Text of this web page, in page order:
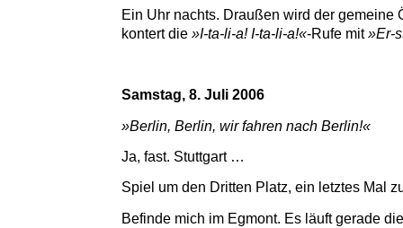
Ein Uhr nachts. Draußen wird der gemeine
kontert die »I-ta-li-a! I-ta-li-a!«-Rufe mit»Er-
Samstag, 8. Juli 2006
»Berlin, Berlin, wir fahren nach Berlin!«
Ja, fast. Stuttgart …
Spiel um den Dritten Platz, ein letztes Mal
Befinde mich im Egmont. Es läuft gerade